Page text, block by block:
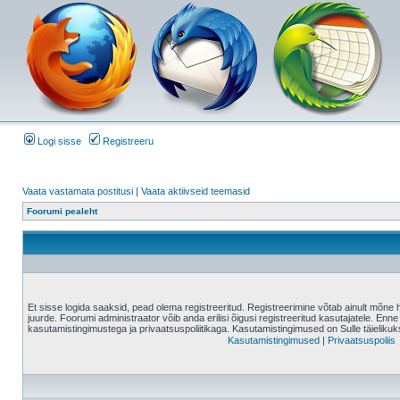
Logi sisse Registreeru
Vaata vastamata postitusi | Vaata aktiivseid teemasid
Foorumi pealeht
Et sisse logida saaksid, pead olema registreeritud. Registreerimine võtab ainult mõne
juurde. Foorumi administraator võib anda erilisi õigusi registreeritud kasutajatele.
kasutamistingimustega ja privaatsuspoliitikaga. Kasutamistingimused on Sulle
Kasutamistingimused| Privaatsuspoliis